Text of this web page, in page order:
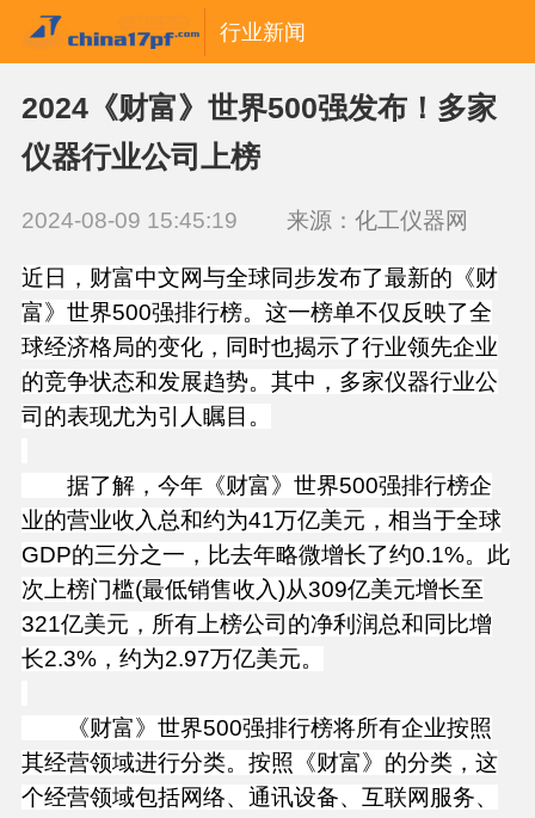
行业新闻
2024《财富》世界500强发布！多家
仪器行业公司上榜
2024-08-09 15:45:19 来源：化工仪器网
近日，财富中文网与全球同步发布了最新的《财
富》世界500强排行榜。这一榜单不仅反映了全
球经济格局的变化，同时也揭示了行业领先企业
的竞争状态和发展趋势。其中，多家仪器行业公
司的表现尤为引人瞩目。
据了解，今年《财富》世界500强排行榜企
业的营业收入总和约为41万亿美元，相当于全球
GDP的三分之一，比去年略微增长了约0.1%。此
次上榜门槛(最低销售收入)从309亿美元增长至
321亿美元，所有上榜公司的净利润总和同比增
长2.3%，约为2.97万亿美元。
《财富》世界500强排行榜将所有企业按照
其经营领域进行分类。按照《财富》的分类，这
个经营领域包括网络、通讯设备、互联网服务、